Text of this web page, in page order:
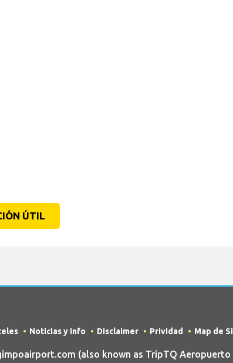
ÚTIL
Noticias y Info Disclaimer Prividad Map de
(also known as TripTQ Aeropuerto